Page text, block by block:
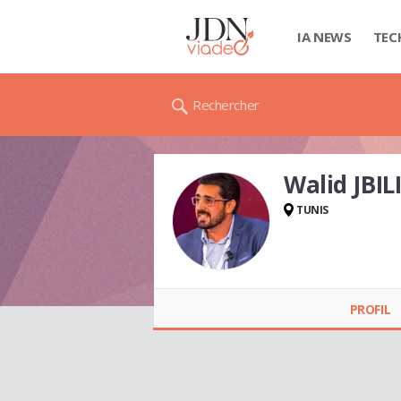
IA NEWS
Rechercher
Walid JBILI
TUNIS
PROFIL